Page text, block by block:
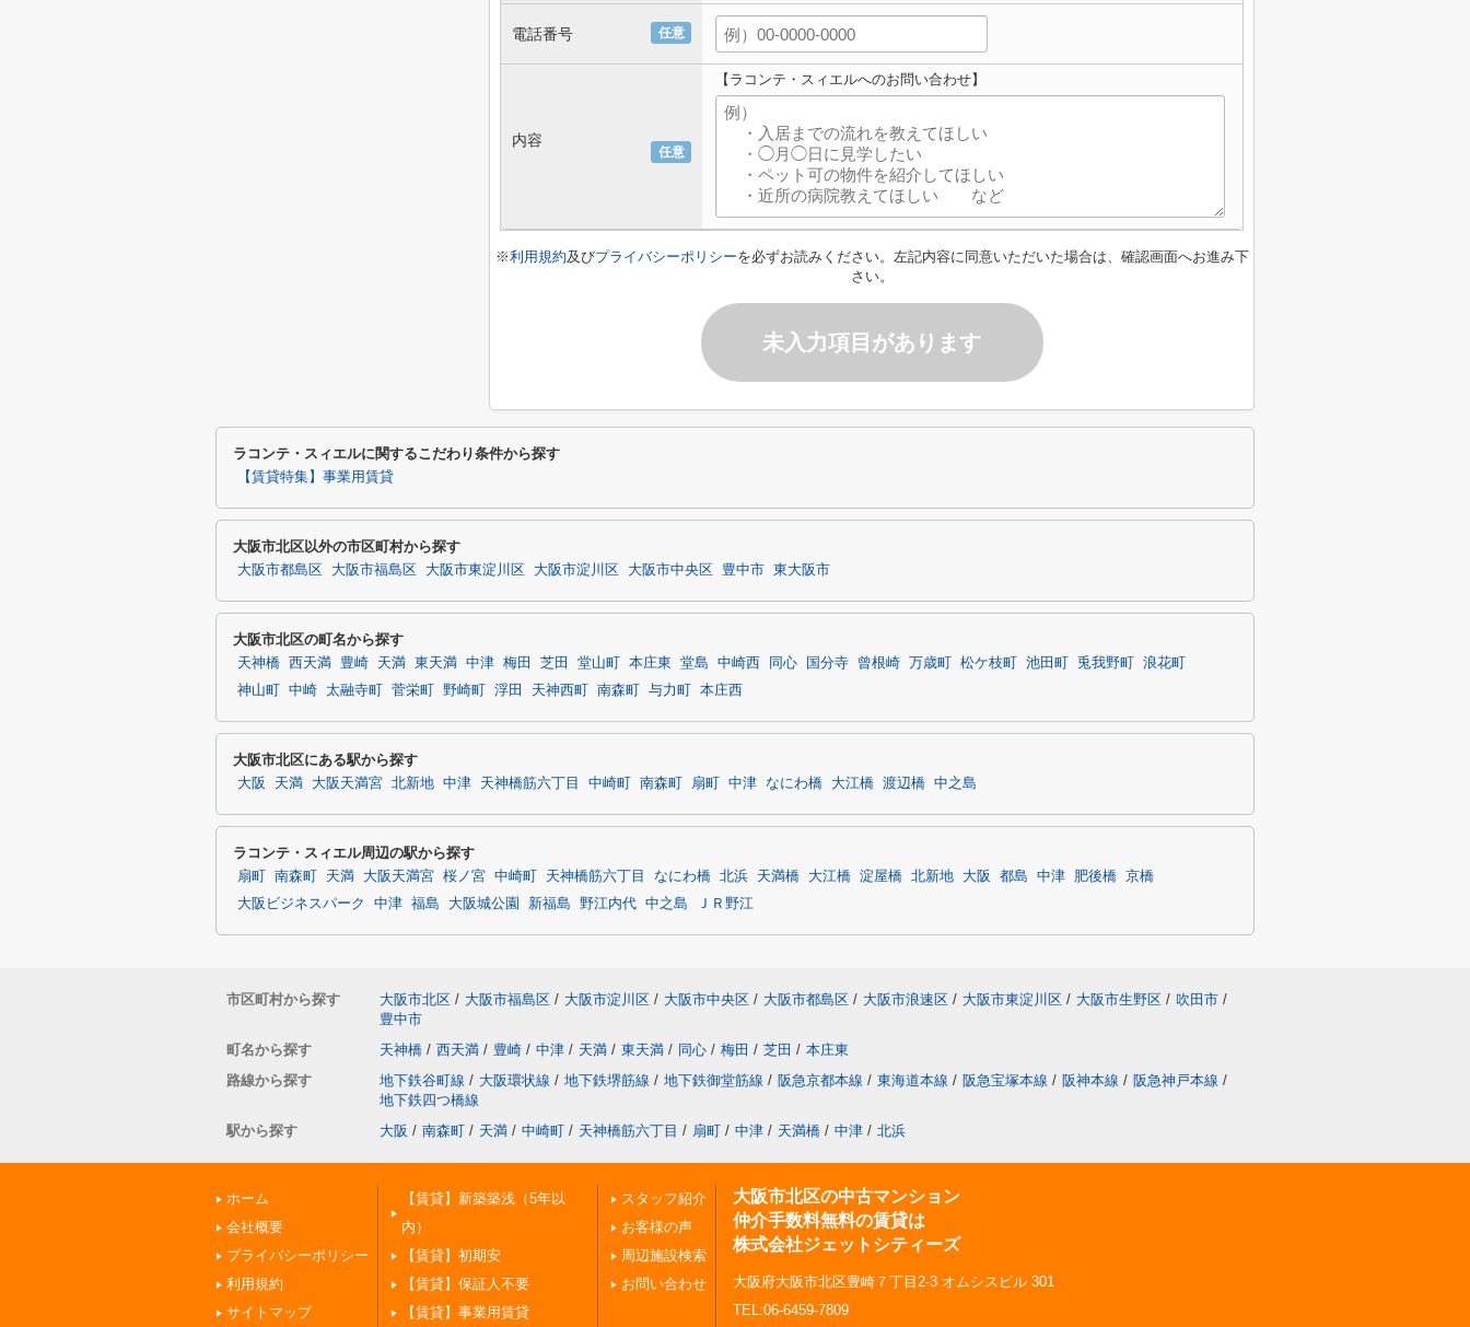
任意
電話番号
任意
内容
【ラコンテ・スィエルへのお問い合わせ】
※利用規約及びプライバシーポリシーを必ずお読みください。左記内容に同意いただいた場合は、確認画面へお進み下
さい。
未入力項目があります
ラコンテ・スィエルに関するこだわり条件から探す
【賃貸特集】事業用賃貸
大阪市北区以外の市区町村から探す
大阪市都島区 大阪市福島区 大阪市東淀川区 大阪市淀川区 大阪市中央区 豊中市 東大阪市
大阪市北区の町名から探す
天神橋 西天満 豊崎 天満 東天満 中津 梅田 芝田 堂山町 本庄東 堂島 中崎西 同心 国分寺 曾根崎 万歳町 松ケ枝町 池田町 兎我野町
浪花町
神山町
中崎 太融寺町 菅栄町 野崎町 浮田 天神西町 南森町 与力町 本庄西
大阪市北区にある駅から探す
大阪 天満 大阪天満宮 北新地 中津 天神橋筋六丁目 中崎町 南森町 扇町 中津 なにわ橋 大江橋 渡辺橋 中之島
ラコンテ・スィエル周辺の駅から探す
扇町 南森町 天満 大阪天満宮 桜ノ宮 中崎町 天神橋筋六丁目 なにわ橋 北浜 天満橋 大江橋 淀屋橋 北新地 大阪 都島 中津 肥後橋 京橋
大阪ビジネスパーク
中津 福島 大阪城公園 新福島 野江内代 中之島 ＪＲ野江
市区町村から探す 大阪市北区 / 大阪市福島区 / 大阪市淀川区 / 大阪市中央区 / 大阪市都島区 / 大阪市浪速区 / 大阪市東淀川区 / 大阪市生野区 / 吹田市 /
豊中市
町名から探す
天神橋 / 西天満 / 豊崎 / 中津 / 天満 / 東天満 / 同心 / 梅田 / 芝田 / 本庄東
路線から探す
地下鉄谷町線 / 大阪環状線 / 地下鉄堺筋線 / 地下鉄御堂筋線 / 阪急京都本線 / 東海道本線 / 阪急宝塚本線 / 阪神本線 / 阪急神戸本線 /
地下鉄四つ橋線
駅から探す
大阪 / 南森町 / 天満 / 中崎町 / 天神橋筋六丁目 / 扇町 / 中津 / 天満橋 / 中津 / 北浜
ホーム
会社概要
プライバシーポリシー
利用規約
サイトマップ
【賃貸】新築築浅（5年以
内）
【賃貸】初期安
【賃貸】保証人不要
【賃貸】事業用賃貸
スタッフ紹介
お客様の声
周辺施設検索
お問い合わせ
大阪市北区の中古マンション
仲介手数料無料の賃貸は
株式会社ジェットシティーズ
大阪府大阪市北区豊崎７丁目2-3 オムシスビル 301
TEL:06-6459-7809